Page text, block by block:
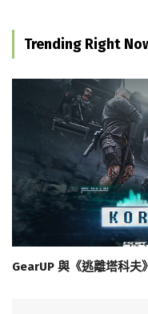
Trending Right
GearUP 與《逃離塔科